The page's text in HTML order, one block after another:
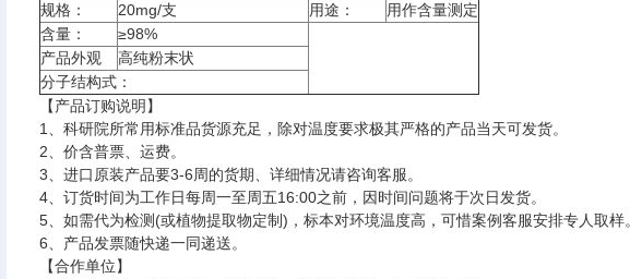
规格：
20mg/支 用途：
用作含量测定
含量：
≥98%
产品外观
高纯粉末状
分子结构式：
【产品订购说明】
1、科研院所常用标准品货源充足，除对温度要求极其严格的产品当天可发货。
2、价含普票、运费。
3、进口原装产品要3-6周的货期、详细情况请咨询客服。
4、订货时间为工作日每周一至周五16:00之前，因时间问题将于次日发货。
5、如需代为检测(或植物提取物定制)，标本对环境温度高，可惜案例客服安排专人取样
6、产品发票随快递一同递送。
【合作单位】